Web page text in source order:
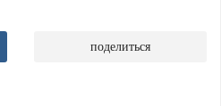
поделиться